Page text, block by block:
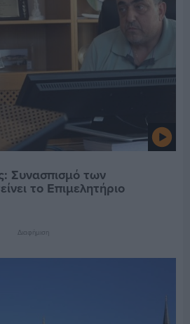
Συνασπισμό των
το Επιμελητήριο
Διαφήμιση